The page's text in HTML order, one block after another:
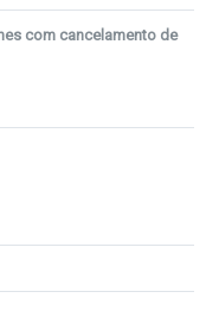
com cancelamento de